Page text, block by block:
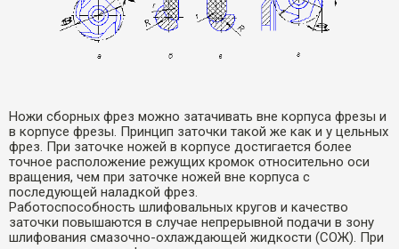
Ножи сборных фрез можно затачивать вне корпуса фрезы и
в корпусе фрезы. Принцип заточки такой же как и у цельных
фрез. При заточке ножей в корпусе достигается более
точное расположение режущих кромок относительно оси
вращения, чем при заточке ножей вне корпуса с
последующей наладкой фрез.
Работоспособность шлифовальных кругов и качество
заточки повышаются в случае непрерывной подачи в зону
шлифования смазочно-охлаждающей жидкости (СОЖ). При